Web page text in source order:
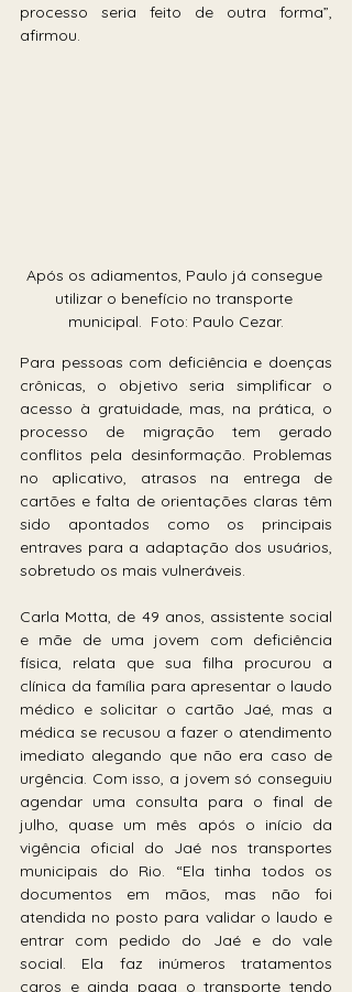
processo seria feito de outra forma”,
afirmou.
Após os adiamentos, Paulo já consegue
utilizar o benefício no transporte
municipal.  Foto: Paulo Cezar.
Para pessoas com deficiência e doenças
crônicas, o objetivo seria simplificar o
acesso à gratuidade, mas, na prática, o
processo de migração tem gerado
conflitos pela desinformação. Problemas
no aplicativo, atrasos na entrega de
cartões e falta de orientações claras têm
sido apontados como os principais
entraves para a adaptação dos usuários,
sobretudo os mais vulneráveis.
Carla Motta, de 49 anos, assistente social
e mãe de uma jovem com deficiência
física, relata que sua filha procurou a
clínica da família para apresentar o laudo
médico e solicitar o cartão Jaé, mas a
médica se recusou a fazer o atendimento
imediato alegando que não era caso de
urgência. Com isso, a jovem só conseguiu
agendar uma consulta para o final de
julho, quase um mês após o início da
vigência oficial do Jaé nos transportes
municipais do Rio. “Ela tinha todos os
documentos em mãos, mas não foi
atendida no posto para validar o laudo e
entrar com pedido do Jaé e do vale
social. Ela faz inúmeros tratamentos
caros e ainda paga o transporte tendo